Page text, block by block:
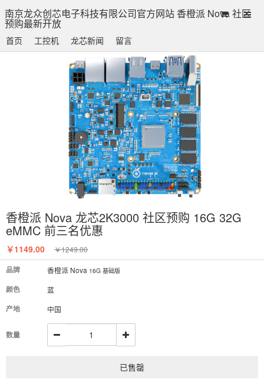
南京龙众创芯电子科技有限公司官方网站 香橙派 Nova 社区
预购最新开放
首页 工控机 龙芯新闻 留言
香橙派 Nova 龙芯2K3000 社区预购 16G 32G
eMMC 前三名优惠
￥1149.00 ￥1249.00
品牌 香橙派 Nova 16G 基础版
颜色
蓝
产地
中国
数量
已售罄